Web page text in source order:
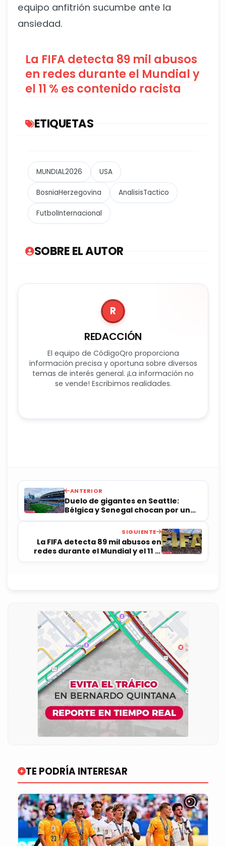
equipo anfitrión sucumbe ante la
ansiedad.
La FIFA detecta 89 mil abusos
en redes durante el Mundial y
el 11 % es contenido racista
ETIQUETAS
MUNDIAL2026 USA
BosniaHerzegovina AnalisisTactico
FutbolInternacional
SOBRE EL AUTOR
R
REDACCIÓN
El equipo de CódigoQro proporciona
información precisa y oportuna sobre diversos
temas de interés general. ¡La información no
se vende! Escribimos realidades.
ANTERIOR
Duelo de gigantes en Seattle:
Bélgica y Senegal chocan por un
boleto a la gloria en los 16avos de
SIGUIENTE
La FIFA detecta 89 mil abusos en
redes durante el Mundial y el 11 %
es contenido racista
TE PODRÍA INTERESAR